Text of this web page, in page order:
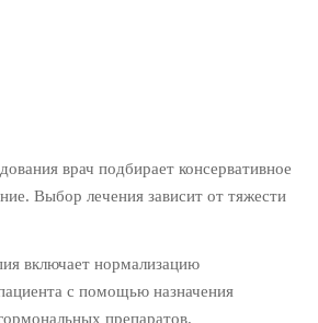
врач подбирает консервативное
Выбор лечения зависит от тяжести
включает нормализацию
с помощью назначения
препаратов.